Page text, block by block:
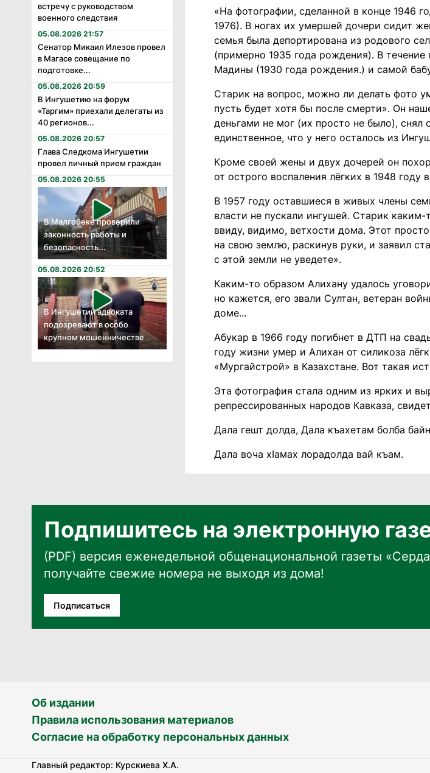
встречу с руководством
военного следствия
05.08.2026 21:57
Сенатор Микаил Илезов провел
в Магасе совещание по
подготовке...
05.08.2026 20:59
В Ингушетию на форум
«Таргим» приехали делегаты из
40 регионов...
05.08.2026 20:57
Глава Следкома Ингушетии
провел личный прием граждан
05.08.2026 20:55
В Малгобеке проверили
законность работы и
безопасность...
05.08.2026 20:52
В Ингушетии адвоката
подозревают в особо
крупном мошенничестве
«На фотографии, сделанной в конце 1946
1976). В ногах их умершей дочери сидит
семья была депортирована из родового
(примерно 1935 года рождения). В
Мадины (1930 года рождения.) и самой
Старик на вопрос, можно ли делать фото
пусть будет хотя бы после смерти». Он
деньгами не мог (их просто не было), снял
единственное, что у него осталось из
Кроме своей жены и двух дочерей он
от острого воспаления лёгких в 1948 году
В 1957 году оставшиеся в живых члены
власти не пускали ингушей. Старик
ввиду, видимо, ветхости дома. Этот
на свою землю, раскинув руки, и заявил
с этой земли не уведете».
Каким-то образом Алихану удалось
но кажется, его звали Султан, ветеран
доме...
Абукар в 1966 году погибнет в ДТП на
году жизни умер и Алихан от силикоза
«Мургайстрой» в Казахстане. Вот такая
Эта фотография стала одним из ярких и
репрессированных народов Кавказа,
Дала гешт долда, Дала къахетам болба
Дала воча хIамах лорадолда вай къам.
Подпишитесь на электронную
(PDF) версия еженедельной общенациональной газеты
получайте свежие номера не выходя из дома!
Подписаться
Об издании
Правила использования материалов
Согласие на обработку персональных данных
Главный редактор: Курскиева Х.А.